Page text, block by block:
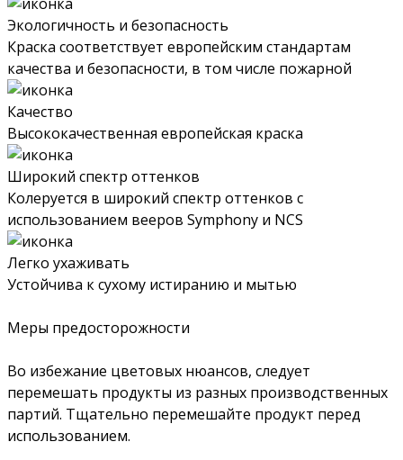
Экологичность и безопасность
Краска соответствует европейским стандартам
качества и безопасности, в том числе пожарной
Качество
Высококачественная европейская краска
Широкий спектр оттенков
Колеруется в широкий спектр оттенков с
использованием вееров Symphony и NCS
Легко ухаживать
Устойчива к сухому истиранию и мытью
Меры предосторожности
Во избежание цветовых нюансов, следует
перемешать продукты из разных производственных
партий. Тщательно перемешайте продукт перед
использованием.